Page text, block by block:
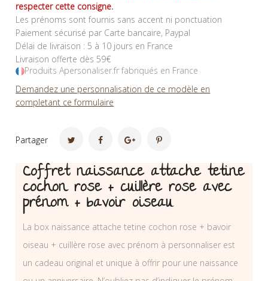
respecter cette consigne.
Les prénoms sont fournis sans accent ni ponctuation
Paiement sécurisé par Carte bancaire, Paypal
Délai de livraison : 5 à 10 jours en France
Livraison offerte dès 59€
Produits Apersonaliser.fr fabriqués en France
Demandez une personnalisation de ce modèle en
completant ce formulaire
Partager
Coffret naissance attache tetine
cochon rose + cuillère rose avec
prénom + bavoir oiseau
La box naissance attache tetine cochon rose + bavoir
oiseau + cuillère rose avec prénom à personnaliser est
un cadeau original et unique à offrir pour une naissance